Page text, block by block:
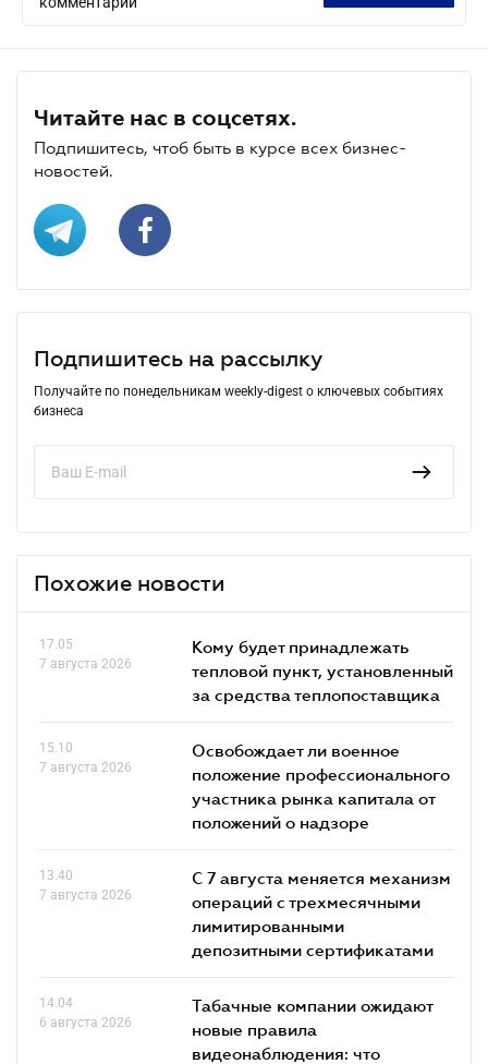
Читайте нас в соцсетях.
Подпишитесь, чтоб быть в курсе всех бизнес-
новостей.
Подпишитесь на рассылку
Получайте по понедельникам weekly-digest о ключевых событиях
бизнеса
Похожие новости
17.05
7 августа 2026
Кому будет принадлежать
тепловой пункт, установленный
за средства теплопоставщика
15.10
7 августа 2026
Освобождает ли военное
положение профессионального
участника рынка капитала от
положений о надзоре
13.40
7 августа 2026
С 7 августа меняется механизм
операций с трехмесячными
лимитированными
депозитными сертификатами
14.04
6 августа 2026
Табачные компании ожидают
новые правила
видеонаблюдения: что